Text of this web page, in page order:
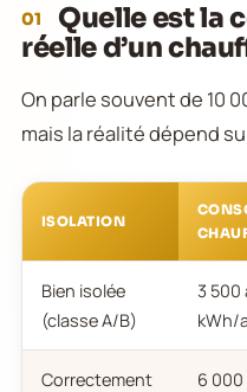
01
Quelle est la
réelle d’un
On parle souvent de 10
mais la réalité dépend
ISOLATION
Bien isolée
(classe A/B)
3 500
kWh/
Correctement
6 000